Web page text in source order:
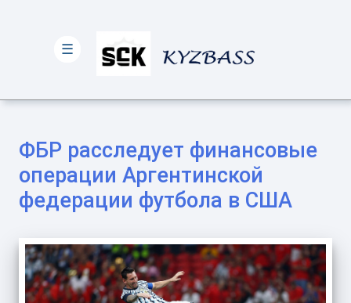
ФБР расследует финансовые
операции Аргентинской
федерации футбола в США
☰